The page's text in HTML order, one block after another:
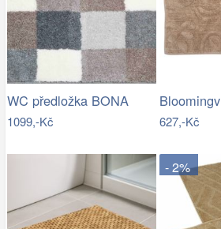
WC předložka BONA
1099,-Kč 627,-Kč
- 2%